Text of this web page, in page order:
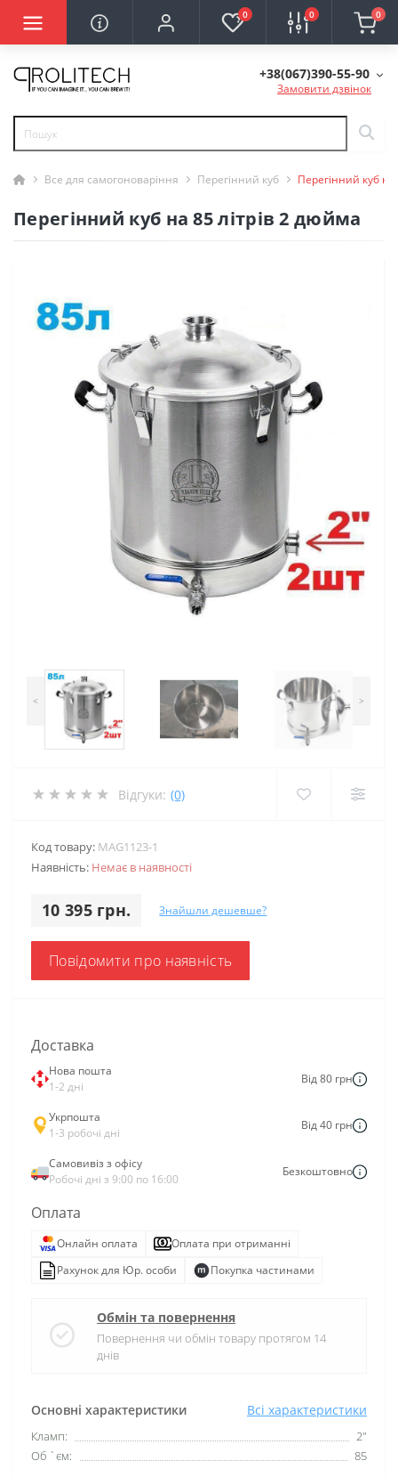
0 0 0
+38(067)390-55-90
Замовити дзвінок
Все для самогоноваріння Перегінний куб Перегінний куб
Перегінний куб на 85 літрів 2 дюйма
< >
Відгуки: (0)
Код товару: MAG1123-1
Наявність: Немає в наявності
10 395 грн. Знайшли дешевше?
Повідомити про наявність
Основні характеристики Всі характеристики
Кламп:
2"
Об `єм:
85
Доставка
Нова пошта
1-2 дні
Від 80 грн
Укрпошта
1-3 робочі дні
Від 40 грн
Самовивіз з офісу
Робочі дні з 9:00 по 16:00
Безкоштовно
Оплата
Онлайн оплата
Оплата при отриманні
Рахунок для Юр. особи
Покупка частинами
Обмін та повернення
Повернення чи обмін товару протягом 14
днів